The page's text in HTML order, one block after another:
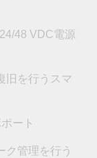
48 VDC電源
旧を行うスマ
ート
ク管理を行う